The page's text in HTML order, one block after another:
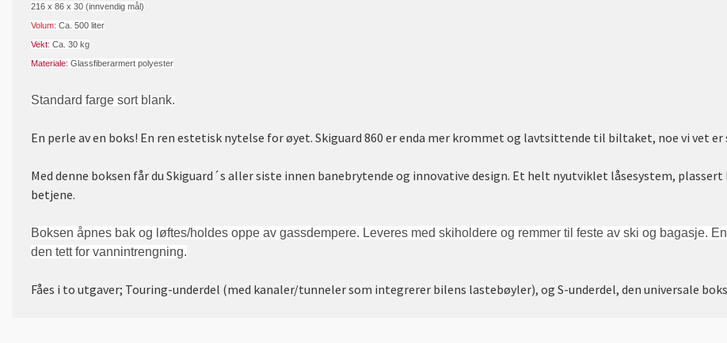
216 x 86 x 30 (innvendig mål)
Volum: Ca. 500 liter
Vekt: Ca. 30 kg
Materiale: Glassfiberarmert polyester
Standard farge sort blank.
En perle av en boks! En ren estetisk nytelse for øyet. Skiguard 860 er enda mer krommet og lavtsittende til biltaket, noe vi vet
Med denne boksen får du Skiguard´s aller siste innen banebrytende og innovative design. Et helt nyutviklet låsesystem, plassert
betjene.
Boksen åpnes bak og løftes/holdes oppe av gassdempere. Leveres med skiholdere og remmer til feste av ski og bagasje.
den tett for vannintrengning.
Fåes i to utgaver; Touring-underdel (med kanaler/tunneler som integrerer bilens lastebøyler), og S-underdel, den universale